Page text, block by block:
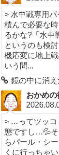
> 水中戦専用
積んで必要な
るかな?「水中
というのも検
機応変に地上
いう問...
鏡の中に消
おかめの
> …ってツッコ
態ですし…💦そ
らパール・シ
くに行っちゃ